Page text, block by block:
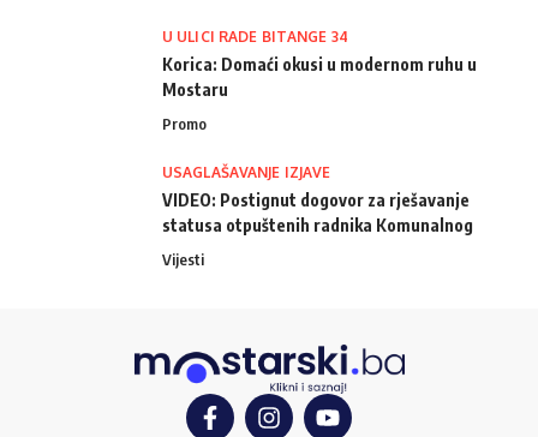
U ULICI RADE BITANGE 34
Korica: Domaći okusi u modernom ruhu u
Mostaru
Promo
USAGLAŠAVANJE IZJAVE
VIDEO: Postignut dogovor za rješavanje
statusa otpuštenih radnika Komunalnog
Vijesti